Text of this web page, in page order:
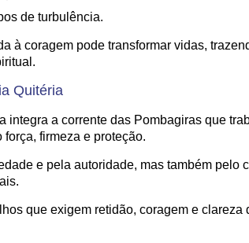
de turbulência.
à coragem pode transformar vidas,
Quitéria
integra a corrente das Pombagiras que
força, firmeza e proteção.
e pela autoridade, mas também pelo
que exigem retidão, coragem e clareza